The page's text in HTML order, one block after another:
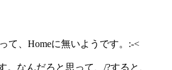
て、Homeに無いようです。:-<
。なんだろと思って、/?すると、